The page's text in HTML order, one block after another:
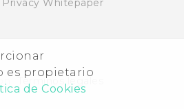
es propietario
de Cookies
Whitepaper
Términos legales